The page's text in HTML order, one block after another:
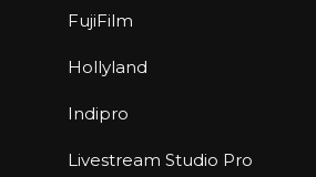
FujiFilm
Hollyland
Indipro
Livestream Studio Pro